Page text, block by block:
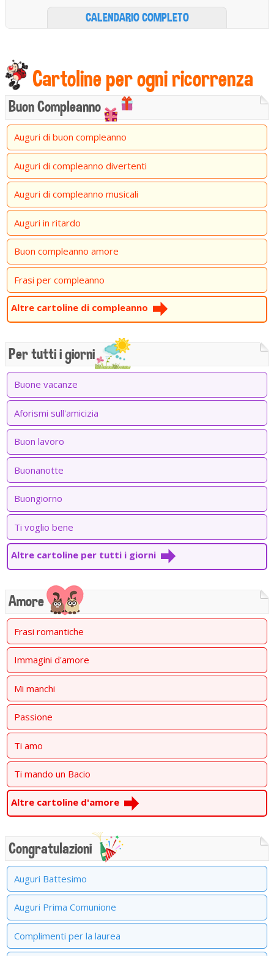
CALENDARIO COMPLETO
Cartoline per ogni ricorrenza
Buon Compleanno
Auguri di buon compleanno
Auguri di compleanno divertenti
Auguri di compleanno musicali
Auguri in ritardo
Buon compleanno amore
Frasi per compleanno
Altre cartoline di compleanno
Per tutti i giorni
Buone vacanze
Aforismi sull'amicizia
Buon lavoro
Buonanotte
Buongiorno
Ti voglio bene
Altre cartoline per tutti i giorni
Amore
Frasi romantiche
Immagini d'amore
Mi manchi
Passione
Ti amo
Ti mando un Bacio
Altre cartoline d'amore
Congratulazioni
Auguri Battesimo
Auguri Prima Comunione
Complimenti per la laurea